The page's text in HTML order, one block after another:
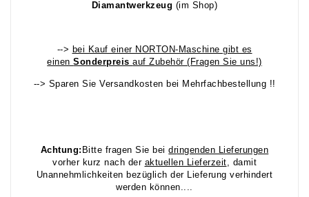
Diamantwerkzeug (im Shop)
--> bei Kauf einer NORTON-Maschine gibt es
einenSonderpreisauf Zubehör (Fragen Sie uns!)
--> Sparen Sie Versandkosten bei Mehrfachbestellung !!
Achtung: Bitte fragen Sie beidringenden Lieferungen
vorher kurz nach der aktuellen Lieferzeit, damit
Unannehmlichkeiten bezüglich der Lieferung verhindert
werden können....